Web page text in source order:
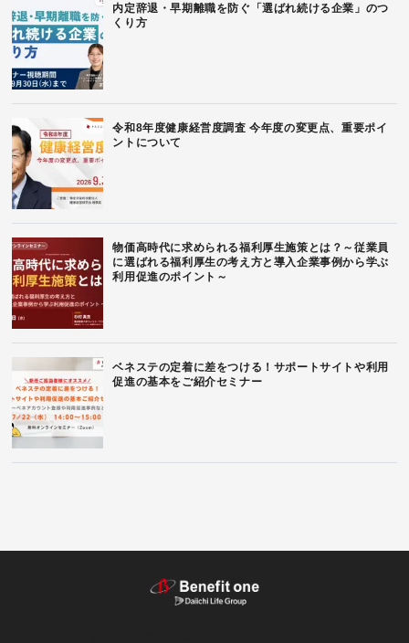
内定辞退・早期離職を防ぐ「選ばれ続ける企業」のつ
くり方
令和8年度健康経営度調査 今年度の変更点、重要ポイ
ントについて
物価高時代に求められる福利厚生施策とは？～従業員
に選ばれる福利厚生の考え方と導入企業事例から学ぶ
利用促進のポイント～
ベネステの定着に差をつける！サポートサイトや利用
促進の基本をご紹介セミナー